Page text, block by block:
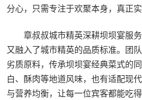
分心，只需专注于欢聚本身，真正实
章叔叔城市精英深耕坝坝宴服务
又融入了城市精英的品质标准。团
劣质原料，传承坝坝宴经典菜式的
白、酥肉等地道风味，也有适配现
与营养均衡，让每一位宾客都能吃得